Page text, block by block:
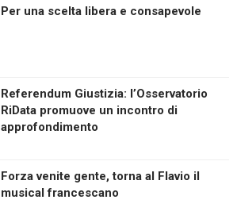
Per una scelta libera e consapevole
Referendum Giustizia: l’Osservatorio
RiData promuove un incontro di
approfondimento
Forza venite gente, torna al Flavio il
musical francescano